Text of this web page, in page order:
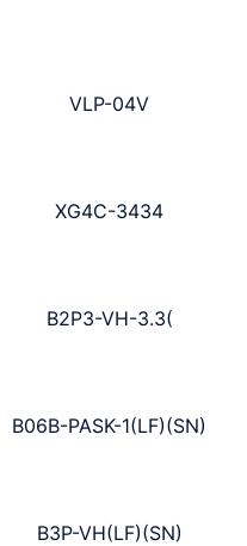
VLP-04V
XG4C-3434
B2P3-VH-3.3(
B06B-PASK-1(LF)(SN)
B3P-VH(LF)(SN)